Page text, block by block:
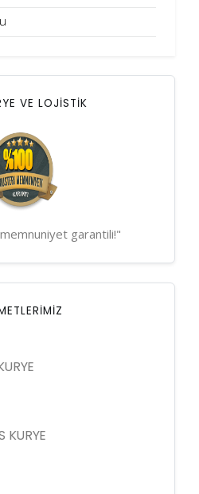
VE LOJİSTİK
memnuniyet garantili!"
KURYE